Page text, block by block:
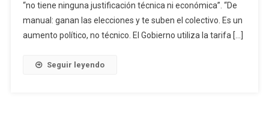
“no tiene ninguna justificación técnica ni económica”. “De
manual: ganan las elecciones y te suben el colectivo. Es un
aumento político, no técnico. El Gobierno utiliza la tarifa […]
Seguir leyendo